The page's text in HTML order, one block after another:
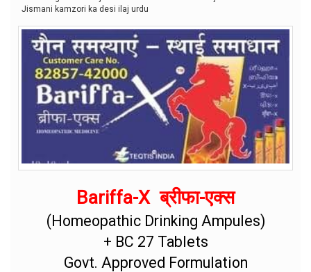
Jismani kamzori ka desi ilaj urdu
Bariffa-X ब्रीफा-एक्स
(Homeopathic Drinking Ampules)
+ BC 27 Tablets
Govt. Approved Formulation